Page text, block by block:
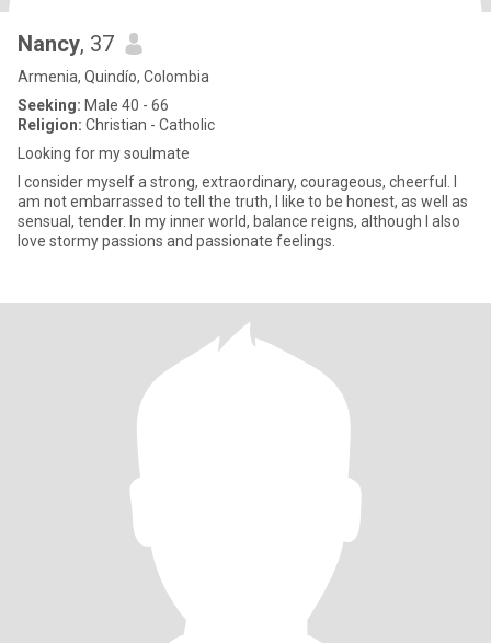
Nancy, 37
Armenia, Quindío, Colombia
Seeking: Male 40 - 66
Religion: Christian - Catholic
Looking for my soulmate
I consider myself a strong, extraordinary, courageous, cheerful. I
am not embarrassed to tell the truth, I like to be honest, as well as
sensual, tender. In my inner world, balance reigns, although I also
love stormy passions and passionate feelings.